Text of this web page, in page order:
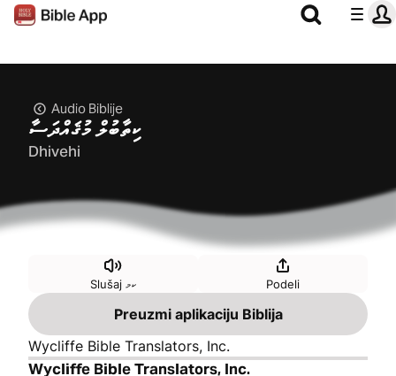
Audio Biblije
ކިތާބުލް މުޤައްދަސާ
Dhivehi
Slušaj ކމ Podeli
Preuzmi aplikaciju Biblija
Wycliffe Bible Translators, Inc.
Wycliffe Bible Translators, Inc.